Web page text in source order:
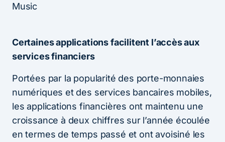
Music
Certaines applications facilitent l’accès aux
services financiers
Portées par la popularité des porte-monnaies
numériques et des services bancaires mobiles,
les applications financières ont maintenu une
croissance à deux chiffres sur l’année écoulée
en termes de temps passé et ont avoisiné les